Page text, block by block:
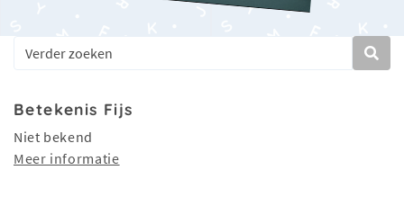
Betekenis Fijs
Niet bekend
Meer informatie